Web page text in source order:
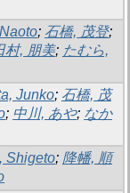
; 石橋, 茂登;
村, 朋美; たむら,
Junko; 石橋, 茂
; 中川, あや; なか
Shigeto; 降幡, 順